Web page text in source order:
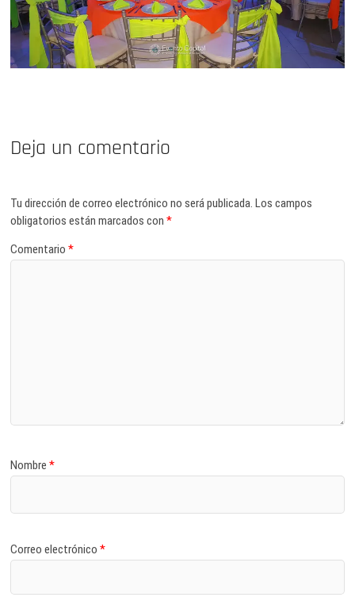
Deja un comentario
Tu dirección de correo electrónico no será publicada. Los campos
obligatorios están marcados con*
Comentario*
Nombre*
Correo electrónico*